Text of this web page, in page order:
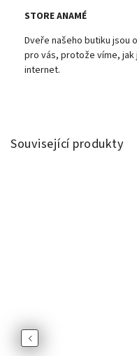
STORE ANAMÉ
Dveře našeho butiku jsou
pro vás, protože víme,
internet.
Související produkty
Previous